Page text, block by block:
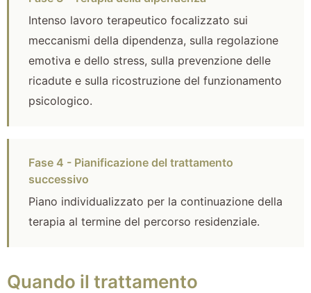
Intenso lavoro terapeutico focalizzato sui
meccanismi della dipendenza, sulla regolazione
emotiva e dello stress, sulla prevenzione delle
ricadute e sulla ricostruzione del funzionamento
psicologico.
Fase 4 - Pianificazione del trattamento
successivo
Piano individualizzato per la continuazione della
terapia al termine del percorso residenziale.
Quando il trattamento